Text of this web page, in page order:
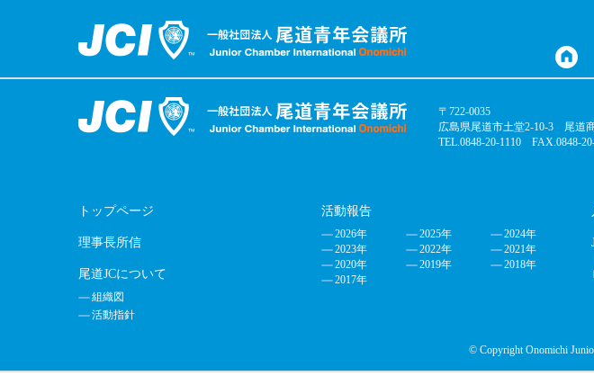
〒722-0035
広島県尾道市土堂2-10-3 尾道
TEL.0848-20-1110 FAX.0848-
トップページ
理事長所信
尾道JCについて
組織図
活動指針
活動報告
2026年 2025年
2024年
2023年
2022年
2021年
2020年
2019年
2018年
2017年
© Copyright Onomichi